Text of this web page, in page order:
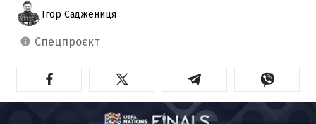
Ігор Саджениця
спецпроєкт